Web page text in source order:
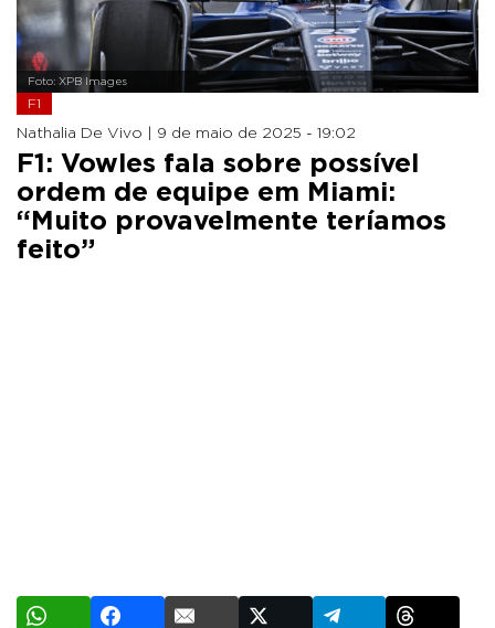
Foto: XPB Images
F1
Nathalia De Vivo | 9 de maio de 2025 - 19:02
F1: Vowles fala sobre possível
ordem de equipe em Miami:
“Muito provavelmente teríamos
feito”